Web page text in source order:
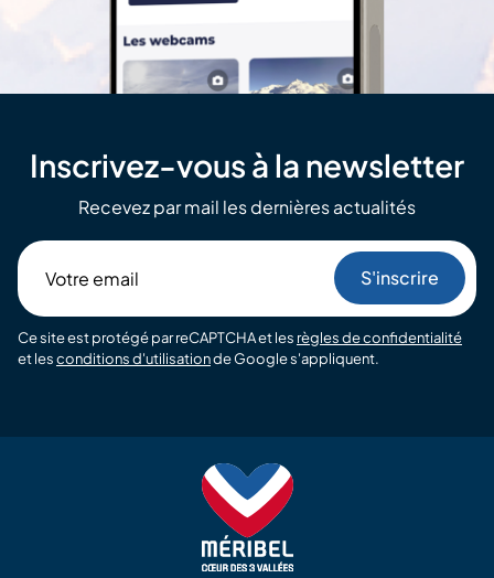
Inscrivez-vous à la newsletter
Recevez par mail les dernières actualités
email
Ce site est protégé par reCAPTCHA et les règles de confidentialité
et lesconditions d'utilisationde Google s'appliquent.